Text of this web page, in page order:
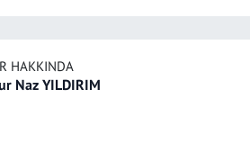
HAKKINDA
Naz YILDIRIM